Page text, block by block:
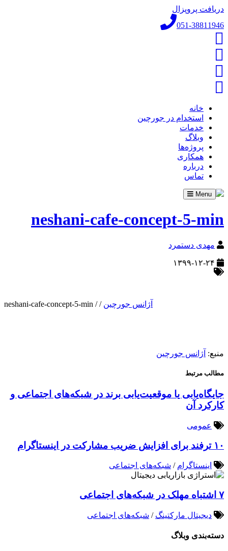
دریافت پروپزال
051-38811946
خانه
استخدام در جورچین
خدمات
وبلاگ
پروژه‌ها
همکاری
درباره
تماس
Toggle
navigation
Menu
neshani-cafe-concept-5-min
مهدی دستمرد
آژانس جورچین /
/
neshani-cafe-concept-5-min
منبع: آژانس جورچین
مطالب مرتبط
جایگاه‌یابی یا موقعیت‌یابی برند در شبکه‌های اجتماعی و
کارکرد آن
عمومی
۱۰ ترفند برای افزایش ضریب مشارکت در اینستاگرام
اینستاگرام / شبکه‌های اجتماعی
۷ اشتباه مهلک در شبکه‌های اجتماعی
دیجیتال مارکتینگ / شبکه‌های اجتماعی
دسته‌بندی وبلاگ